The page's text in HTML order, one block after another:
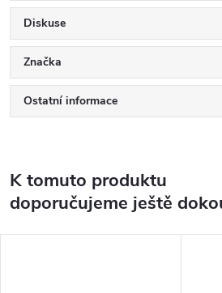
Diskuse
Značka
Ostatní informace
K tomuto produktu
doporučujeme ještě